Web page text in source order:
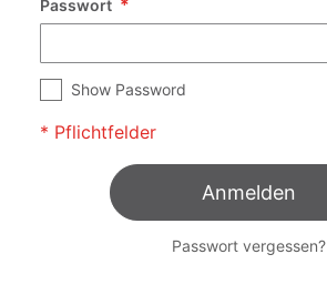
Passwort
Show Password
Anmelden
Passwort vergessen?